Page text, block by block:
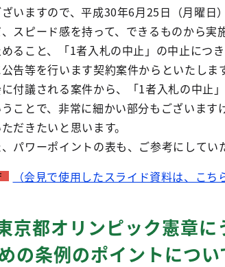
いますので、平成30年6月25日（月曜日
スピード感を持って、できるものから実
ること、「1者入札の中止」の中止につ
告等を行います契約案件からといたし
付議される案件から、「1者入札の中止
うことで、非常に細かい部分もございま
だきたいと思います。
、パワーポイントの表も、ご参考にしてい
（会見で使用したスライド資料は、こ
京都オリンピック憲章
の条例のポイントについ